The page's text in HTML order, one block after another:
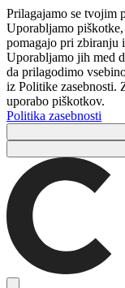
Prilagajamo se tvojim
Uporabljamo
pomagajo pri zbiranju
Uporabljamo jih med
da prilagodimo
iz Politike zasebnosti.
uporabo piškotkov.
Politika zasebnosti